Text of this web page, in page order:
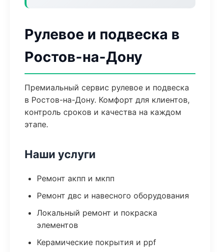
Рулевое и подвеска в
Ростов-на-Дону
Премиальный сервис рулевое и подвеска
в Ростов-на-Дону. Комфорт для клиентов,
контроль сроков и качества на каждом
этапе.
Наши услуги
Ремонт акпп и мкпп
Ремонт двс и навесного оборудования
Локальный ремонт и покраска
элементов
Керамические покрытия и ppf